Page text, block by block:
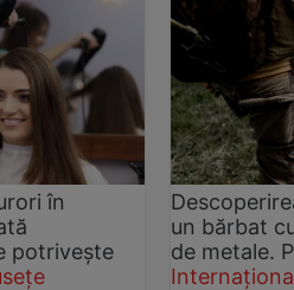
în
potrivește
un bărbat
de metale.